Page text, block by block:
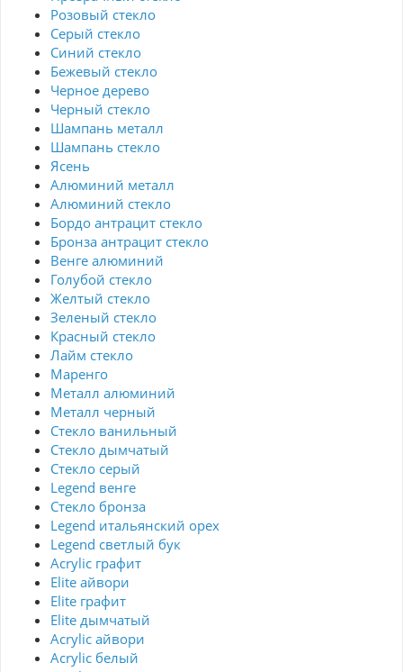
Розовый стекло
Серый стекло
Синий стекло
Бежевый стекло
Черное дерево
Черный стекло
Шампань металл
Шампань стекло
Ясень
Алюминий металл
Алюминий стекло
Бордо антрацит стекло
Бронза антрацит стекло
Венге алюминий
Голубой стекло
Желтый стекло
Зеленый стекло
Красный стекло
Лайм стекло
Маренго
Металл алюминий
Металл черный
Стекло ванильный
Стекло дымчатый
Стекло серый
Legend венге
Стекло бронза
Legend итальянский орех
Legend светлый бук
Acrylic графит
Elite айвори
Elite графит
Elite дымчатый
Acrylic айвори
Acrylic белый